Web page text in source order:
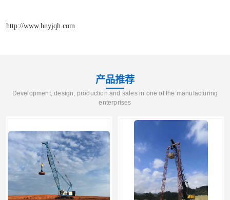
http://www.hnyjqh.com
产品推荐
Development, design, production and sales in one of the manufacturing
enterprises